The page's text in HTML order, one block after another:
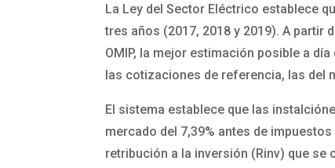
La Ley del Sector Eléctrico establece
tres años (2017, 2018 y 2019). A
OMIP, la mejor estimación posible a
las cotizaciones de referencia, las del
El sistema establece que las
mercado del 7,39% antes de
retribución a la inversión (Rinv) que